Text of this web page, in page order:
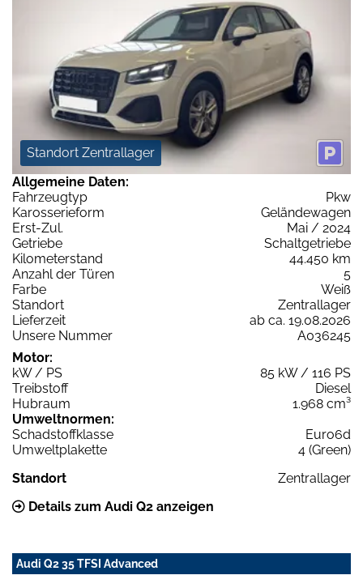
Standort Zentrallager
Allgemeine Daten:
Fahrzeugtyp
Pkw
Karosserieform
Geländewagen
Erst-Zul.
Mai / 2024
Getriebe
Schaltgetriebe
Kilometerstand
44.450 km
Anzahl der Türen
5
Farbe
Weiß
Standort
Zentrallager
Lieferzeit
ab ca. 19.08.2026
Unsere Nummer
A036245
Motor:
kW / PS
85 kW / 116 PS
Treibstoff
Diesel
Hubraum
1.968 cm³
Umweltnormen:
Schadstoffklasse
Euro6d
Umweltplakette
4 (Green)
Standort
Zentrallager
Details zum Audi Q2 anzeigen
Audi Q2 35 TFSI Advanced